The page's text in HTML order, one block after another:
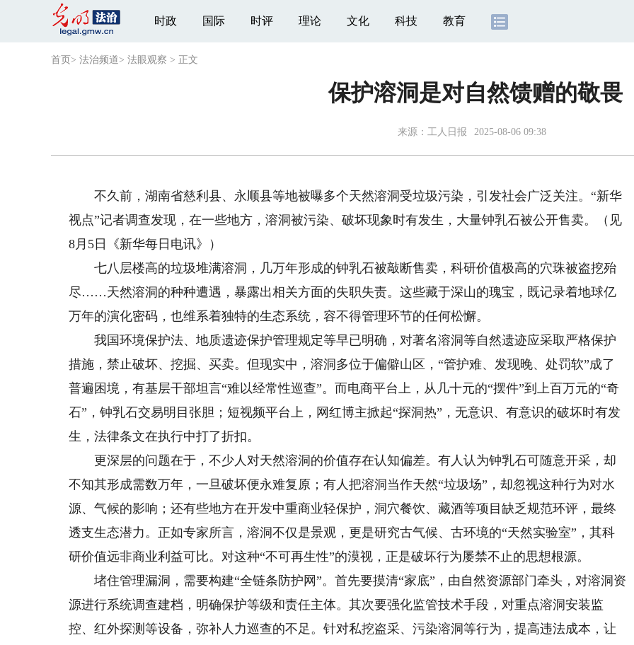
时政 国际 时评 理论 文化 科技 教育
首页 > 法治频道> 法眼观察 > 正文
保护溶洞是对自然馈赠的敬畏
来源： 工人日报 2025-08-06 09:38
不久前，湖南省慈利县、永顺县等地被曝多个天然溶洞受垃圾污染，引发社会广泛关注。“新华
视点”记者调查发现，在一些地方，溶洞被污染、破坏现象时有发生，大量钟乳石被公开售卖。（见
8月5日《新华每日电讯》）
七八层楼高的垃圾堆满溶洞，几万年形成的钟乳石被敲断售卖，科研价值极高的穴珠被盗挖殆
尽……天然溶洞的种种遭遇，暴露出相关方面的失职失责。这些藏于深山的瑰宝，既记录着地球亿
万年的演化密码，也维系着独特的生态系统，容不得管理环节的任何松懈。
我国环境保护法、地质遗迹保护管理规定等早已明确，对著名溶洞等自然遗迹应采取严格保护
措施，禁止破坏、挖掘、买卖。但现实中，溶洞多位于偏僻山区，“管护难、发现晚、处罚软”成了
普遍困境，有基层干部坦言“难以经常性巡查”。而电商平台上，从几十元的“摆件”到上百万元的“奇
石”，钟乳石交易明目张胆；短视频平台上，网红博主掀起“探洞热”，无意识、有意识的破坏时有发
生，法律条文在执行中打了折扣。
更深层的问题在于，不少人对天然溶洞的价值存在认知偏差。有人认为钟乳石可随意开采，却
不知其形成需数万年，一旦破坏便永难复原；有人把溶洞当作天然“垃圾场”，却忽视这种行为对水
源、气候的影响；还有些地方在开发中重商业轻保护，洞穴餐饮、藏酒等项目缺乏规范环评，最终
透支生态潜力。正如专家所言，溶洞不仅是景观，更是研究古气候、古环境的“天然实验室”，其科
研价值远非商业利益可比。对这种“不可再生性”的漠视，正是破坏行为屡禁不止的思想根源。
堵住管理漏洞，需要构建“全链条防护网”。首先要摸清“家底”，由自然资源部门牵头，对溶洞资
源进行系统调查建档，明确保护等级和责任主体。其次要强化监管技术手段，对重点溶洞安装监
控、红外探测等设备，弥补人力巡查的不足。针对私挖盗采、污染溶洞等行为，提高违法成本，让